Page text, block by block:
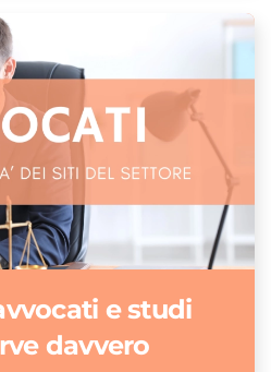
e studi
davvero